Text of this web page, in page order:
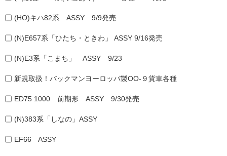
(HO)キハ82系 ASSY 9/9発売
(N)E657系「ひたち・ときわ」 ASSY 9/16発売
(N)E3系「こまち」 ASSY 9/23
新規取扱！バックマンヨーロッパ製OO-９貨車各種
ED75 1000 前期形 ASSY 9/30発売
(N)383系「しなの」ASSY
EF66 ASSY